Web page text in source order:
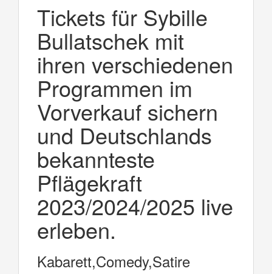
Tickets für Sybille
Bullatschek mit
ihren verschiedenen
Programmen im
Vorverkauf sichern
und Deutschlands
bekannteste
Pflägekraft
2023/2024/2025 live
erleben.
Kabarett,Comedy,Satire